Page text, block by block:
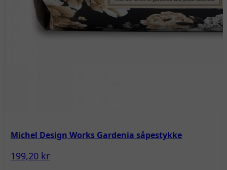
Michel Design Works Gardenia såpestykke
199,20 kr